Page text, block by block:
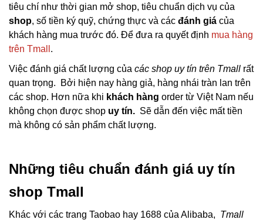
tiêu chí như thời gian mở shop, tiêu chuẩn dịch vụ của
shop, số tiền ký quỹ, chứng thực và các đánh giá của
khách hàng mua trước đó. Để đưa ra quyết định mua hàng
trên Tmall .
Việc đánh giá chất lượng của các shop uy tín trên Tmall rất
quan trọng. Bởi hiện nay hàng giả, hàng nhái tràn lan trên
các shop. Hơn nữa khi khách hàng order từ Việt Nam nếu
không chọn được shop uy tín. Sẽ dẫn đến việc mất tiền
mà không có sản phẩm chất lượng.
Những tiêu chuẩn đánh giá uy tín
shop Tmall
Khác với các trang Taobao hay 1688 của Alibaba, Tmall